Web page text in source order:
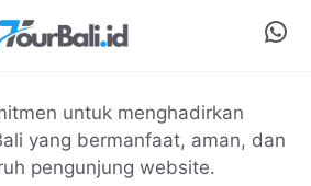
untuk menghadirkan
yang bermanfaat, aman, dan
pengunjung website.